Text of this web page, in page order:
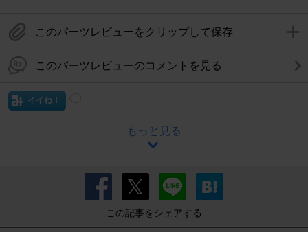
このパーツレビューをクリップして保存
このパーツレビューのコメントを見る
イイね！
もっと見る
この記事をシェアする